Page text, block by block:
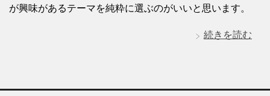
が興味があるテーマを純粋に選ぶのがいいと思います。
続きを読む